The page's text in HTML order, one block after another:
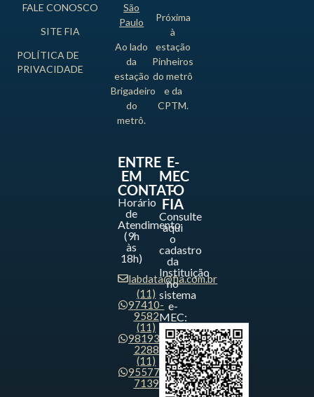
FALE CONOSCO
SITE FIA
POLÍTICA DE
PRIVACIDADE
São
Paulo
Ao lado
da
estação
Brigadeiro
do
metrô.
Próxima
à
estação
Pinheiros
do metrô
e da
CPTM.
ENTRE
EM
CONTATO
Horário
de
Atendimento
(9h
às
18h)
labdata@fia.com.br
(11)
97410-
9582
(11)
98193-
2288
(11)
95577-
7139
E-
MEC
-
FIA
Consulte
aqui
o
cadastro
da
Instituição
no
sistema
e-
MEC: